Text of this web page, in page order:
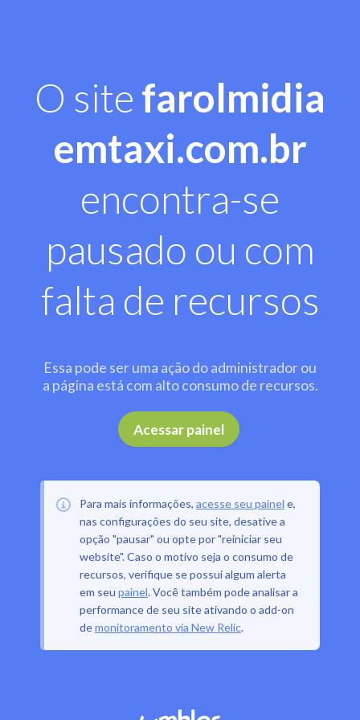
O site farolmidia
emtaxi.com.br
encontra-se
pausado ou com
falta de recursos
Essa pode ser uma ação do administrador ou
a página está com alto consumo de recursos.
Acessar painel .
Para mais informações, acesse seu painel e,
nas configurações do seu site, desative a
opção "pausar" ou opte por "reiniciar seu
website". Caso o motivo seja o consumo de
recursos, verifique se possui algum alerta
em seu painel. Você também pode analisar a
performance de seu site ativando o add-on
demonitoramento via New Relic.